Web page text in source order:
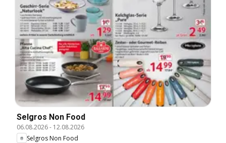
Selgros Non Food
06.08.2026- 12.08.2026
Selgros Non Food